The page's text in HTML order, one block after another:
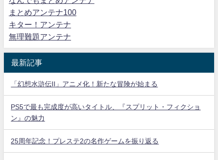
まとめアンテナ100
キター！アンテナ
無理難題アンテナ
最新記事
「幻想水滸伝II」アニメ化！新たな冒険が始まる
PS5で最も完成度が高いタイトル、『スプリット・フィクショ
ン』の魅力
25周年記念！プレステ2の名作ゲームを振り返る